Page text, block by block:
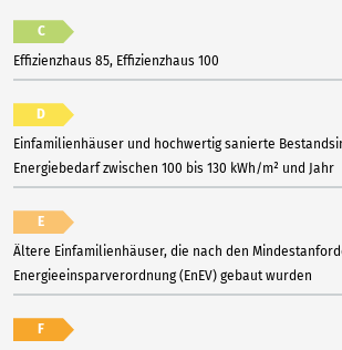
C
Effizienzhaus 85, Effizienzhaus 100
D
Einfamilienhäuser und hochwertig sanierte
Energiebedarf zwischen 100 bis 130 kWh/m² und Jahr
E
Ältere Einfamilienhäuser, die nach den
Energieeinsparverordnung (EnEV) gebaut wurden
F